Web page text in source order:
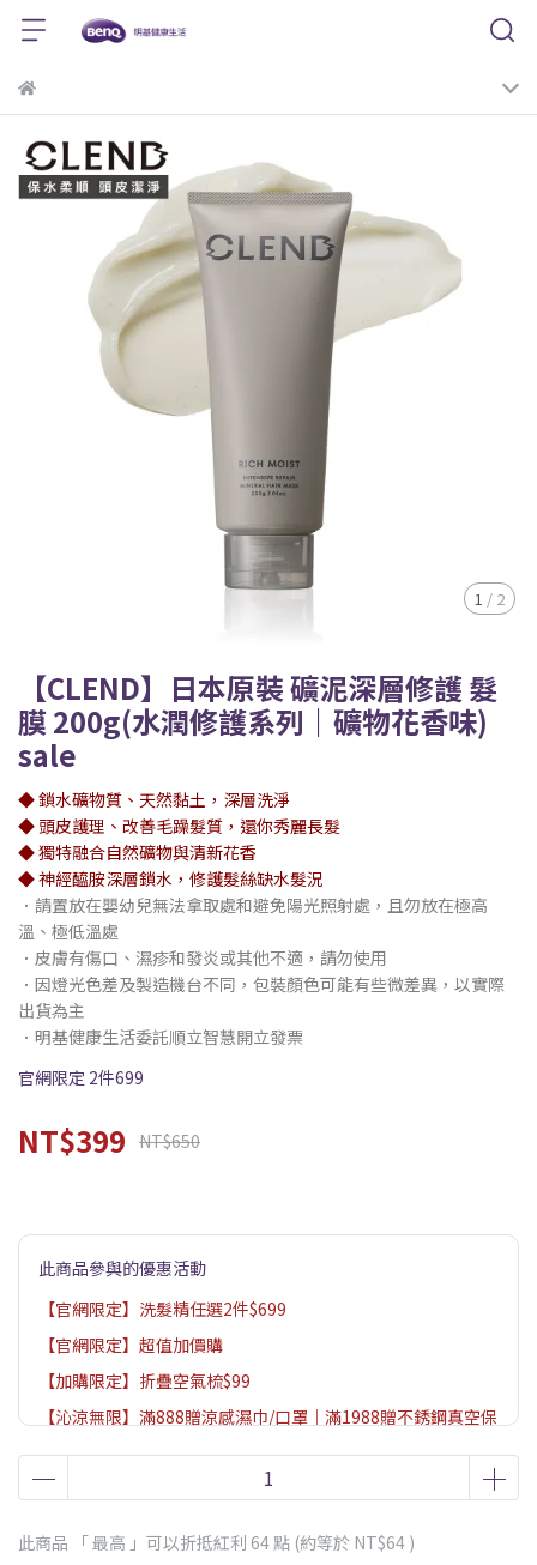
1 / 2
【CLEND】日本原裝 礦泥深層修護 髮
膜 200g(水潤修護系列｜礦物花香味)
sale
◆ 鎖水礦物質、天然黏土，深層洗淨
◆ 頭皮護理、改善毛躁髮質，還你秀麗長髮
◆ 獨特融合自然礦物與清新花香
◆ 神經醯胺深層鎖水，修護髮絲缺水髮況
．請置放在嬰幼兒無法拿取處和避免陽光照射處，且勿放在極高
溫、極低溫處
．皮膚有傷口、濕疹和發炎或其他不適，請勿使用
．因燈光色差及製造機台不同，包裝顏色可能有些微差異，以實際
出貨為主
．明基健康生活委託順立智慧開立發票
官網限定 2件699
NT$399 NT$650
此商品參與的優惠活動
【官網限定】洗髮精任選2件$699
【官網限定】超值加價購
【加購限定】折疊空氣梳$99
【沁涼無限】滿888贈涼感濕巾/口罩｜滿1988贈不銹鋼真空保
【官網限定】下單贈一日旅行組｜滿$1599贈髮膜
此商品 「 最高 」可以折抵紅利 64點 (約等於 NT$64 )